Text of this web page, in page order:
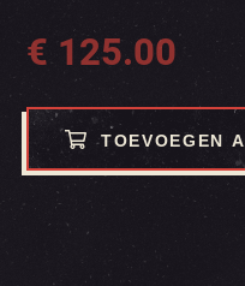
€ 125.00
TOEVOEGEN